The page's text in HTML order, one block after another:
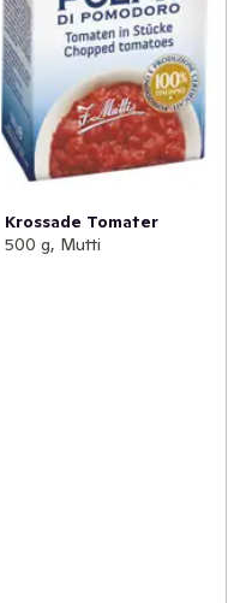
Krossade Tomater
500 g, Mutti